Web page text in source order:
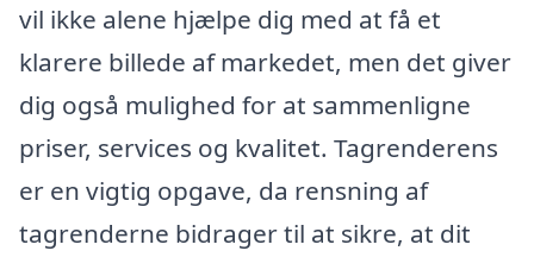
vil ikke alene hjælpe dig med at få et
klarere billede af markedet, men det giver
dig også mulighed for at sammenligne
priser, services og kvalitet. Tagrenderens
er en vigtig opgave, da rensning af
tagrenderne bidrager til at sikre, at dit